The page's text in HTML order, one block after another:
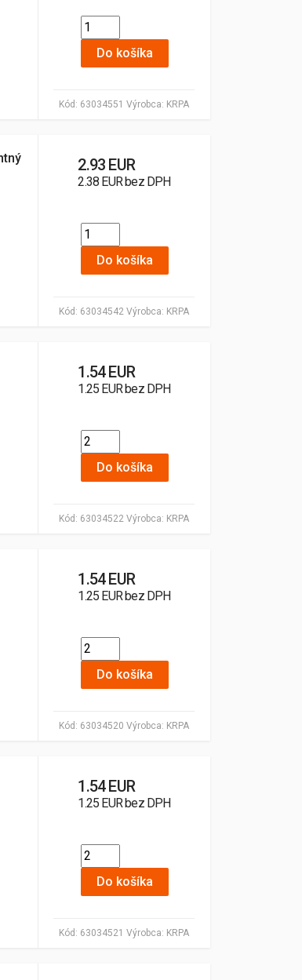
Kód: 63034551 Výrobca: KRPA
Do košíka
Kód: 63034542 Výrobca: KRPA
2.93 EUR
2.38 EUR bez DPH
Do košíka
Kód: 63034522 Výrobca: KRPA
1.54 EUR
1.25 EUR bez DPH
Do košíka
Kód: 63034520 Výrobca: KRPA
1.54 EUR
1.25 EUR bez DPH
Do košíka
Kód: 63034521 Výrobca: KRPA
1.54 EUR
1.25 EUR bez DPH
Do košíka